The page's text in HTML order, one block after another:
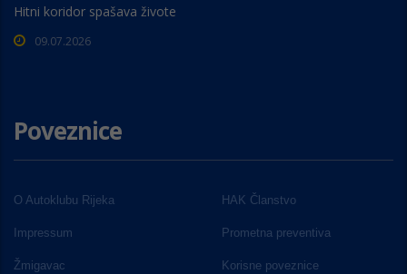
Hitni koridor spašava živote
09.07.2026
Poveznice
O Autoklubu Rijeka HAK Članstvo
Impressum Prometna preventiva
Žmigavac Korisne poveznice